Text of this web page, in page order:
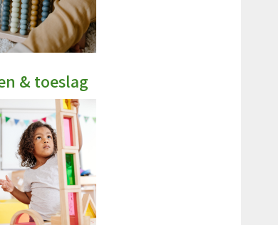
Privacyverklaring
& toeslag